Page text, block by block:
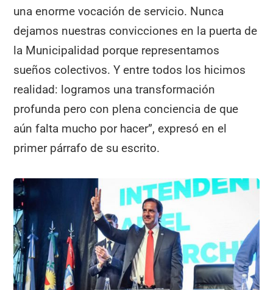
una enorme vocación de servicio. Nunca
dejamos nuestras convicciones en la puerta de
la Municipalidad porque representamos
sueños colectivos. Y entre todos los hicimos
realidad: logramos una transformación
profunda pero con plena conciencia de que
aún falta mucho por hacer”, expresó en el
primer párrafo de su escrito.